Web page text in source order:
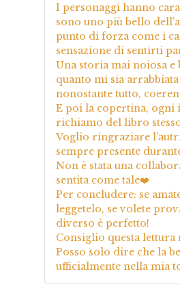
I personaggi hanno
sono uno più bello
punto di forza come i
sensazione di sentirti
Una storia mai noiosa e
quanto mi sia
nonostante tutto,
E poi la copertina, ogni
richiamo del libro
Voglio ringraziare
sempre presente
Non è stata una
sentita come tale❤️
Per concludere: se
leggetelo, se volete
diverso è perfetto!
Consiglio questa lettura
Posso solo dire che la
ufficialmente nella mia